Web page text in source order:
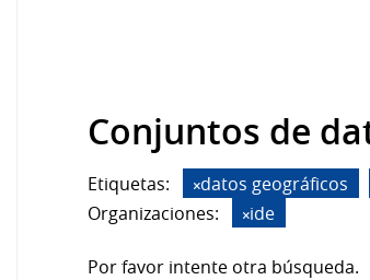
Conjuntos de
Etiquetas: datos geográficos
Organizaciones:
ide
Por favor intente otra búsqueda.